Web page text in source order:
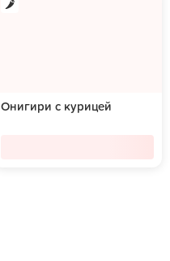
Онигири с курицей